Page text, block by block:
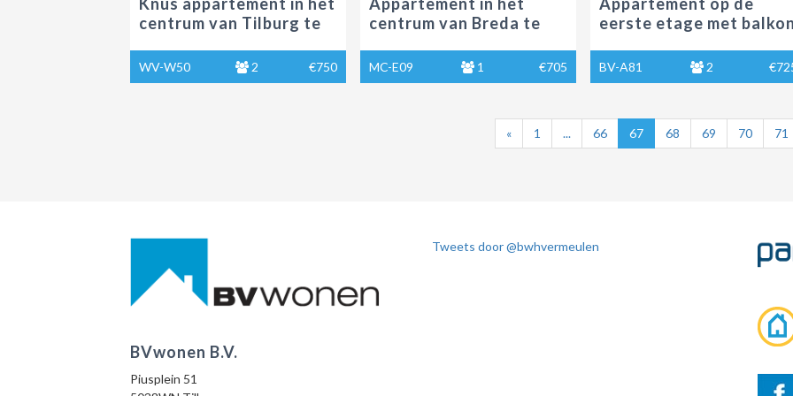
centrum van Tilburg te
WV-W50 2 €750
centrum van Breda te
MC-E09 1 €705
eerste etage met
Hertogenbosch
BV-A81 2
« 1 ... 66 67 68 69 70 71
BVwonen B.V.
Piusplein 51
Tweets door @bwhvermeulen